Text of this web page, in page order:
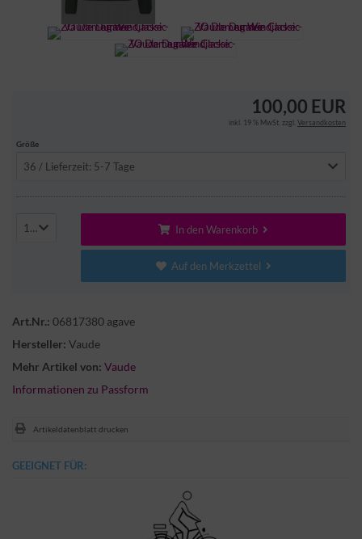
100,00 EUR
inkl. 19 % MwSt. zzgl. Versandkosten
Größe
36 / Lieferzeit: 5-7 Tage
1 In den Warenkorb
Auf den Merkzettel
Art.Nr.: 06817380 agave
Hersteller: Vaude
Mehr Artikel von: Vaude
Informationen zu Passform
Artikeldatenblatt drucken
GEEIGNET FÜR: